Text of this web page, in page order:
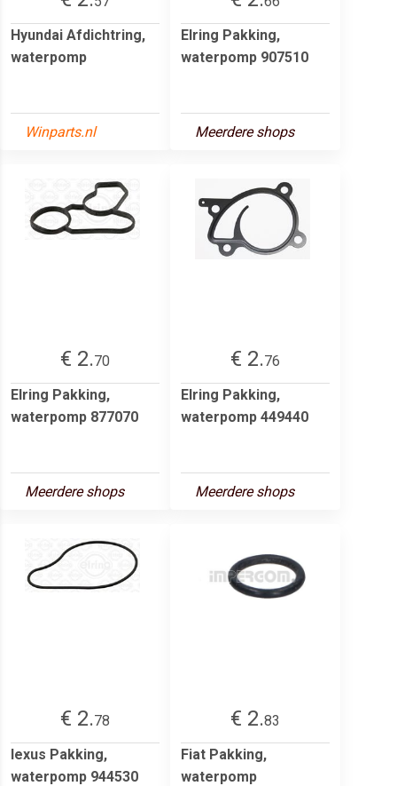
Hyundai Afdichtring,
waterpomp
Winparts.nl
Elring Pakking,
waterpomp 907510
Meerdere shops
€ 2.70
Elring Pakking,
waterpomp 877070
Meerdere shops
€ 2.76
Elring Pakking,
waterpomp 449440
Meerdere shops
€ 2.78
lexus Pakking,
waterpomp 944530
€ 2.83
Fiat Pakking,
waterpomp